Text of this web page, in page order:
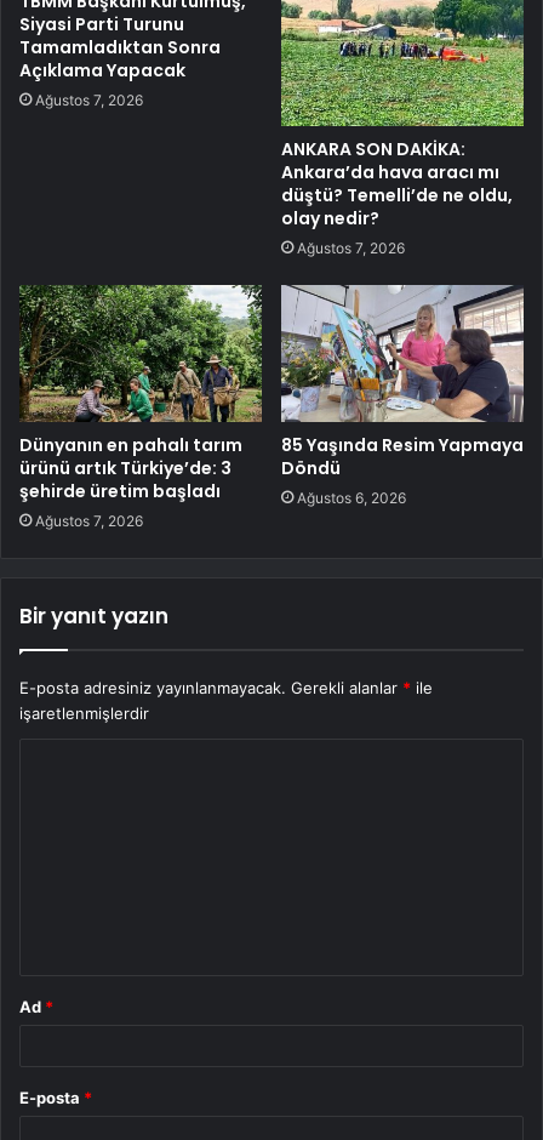
Siyasi Parti Turunu
Tamamladıktan Sonra
Açıklama Yapacak
Ağustos 7, 2026
ANKARA SON DAKİKA:
Ankara’da hava aracı mı
düştü? Temelli’de ne oldu,
olay nedir?
Ağustos 7, 2026
Dünyanın en pahalı tarım
ürünü artık Türkiye’de: 3
şehirde üretim başladı
Ağustos 7, 2026
85 Yaşında Resim Yapmaya
Döndü
Ağustos 6, 2026
Bir yanıt yazın
E-posta adresiniz yayınlanmayacak. Gerekli alanlar * ile
işaretlenmişlerdir
Ad *
E-posta *